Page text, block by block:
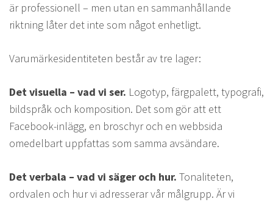
är professionell – men utan en sammanhållande
riktning låter det inte som något enhetligt.
Varumärkesidentiteten består av tre lager:
Det visuella – vad vi ser. Logotyp, färgpalett, typografi,
bildspråk och komposition. Det som gör att ett
Facebook-inlägg, en broschyr och en webbsida
omedelbart uppfattas som samma avsändare.
Det verbala – vad vi säger och hur. Tonaliteten,
ordvalen och hur vi adresserar vår målgrupp. Är vi